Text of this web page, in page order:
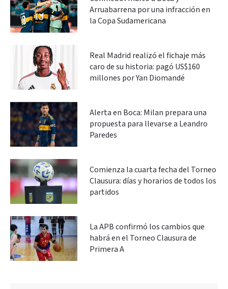
Arruabarrena por una infracción en
la Copa Sudamericana
Real Madrid realizó el fichaje más
caro de su historia: pagó US$160
millones por Yan Diomandé
Alerta en Boca: Milan prepara una
propuesta para llevarse a Leandro
Paredes
Comienza la cuarta fecha del Torneo
Clausura: días y horarios de todos los
partidos
La APB confirmó los cambios que
habrá en el Torneo Clausura de
Primera A